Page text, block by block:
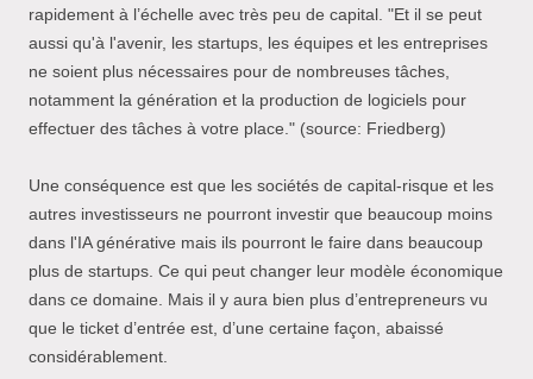
rapidement à l’échelle avec très peu de capital. "Et il se peut
aussi qu'à l'avenir, les startups, les équipes et les entreprises
ne soient plus nécessaires pour de nombreuses tâches,
notamment la génération et la production de logiciels pour
effectuer des tâches à votre place." (source: Friedberg)
Une conséquence est que les sociétés de capital-risque et les
autres investisseurs ne pourront investir que beaucoup moins
dans l'IA générative mais ils pourront le faire dans beaucoup
plus de startups. Ce qui peut changer leur modèle économique
dans ce domaine. Mais il y aura bien plus d’entrepreneurs vu
que le ticket d’entrée est, d’une certaine façon, abaissé
considérablement.